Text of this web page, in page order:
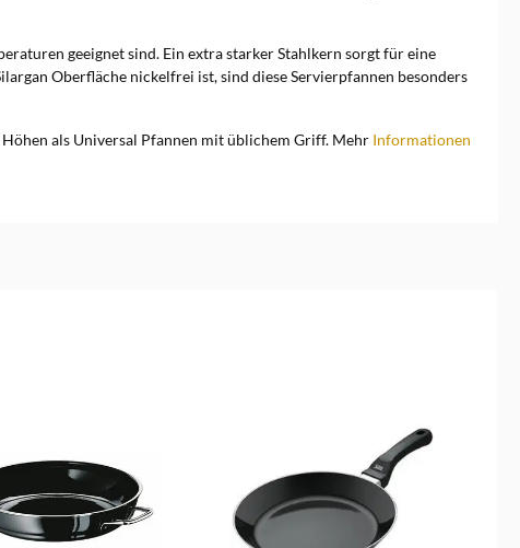
geeignet sind. Ein extra starker Stahlkern sorgt für eine
Oberfläche nickelfrei ist, sind diese Servierpfannen besonders
als Universal Pfannen mit üblichem Griff. Mehr Informationen